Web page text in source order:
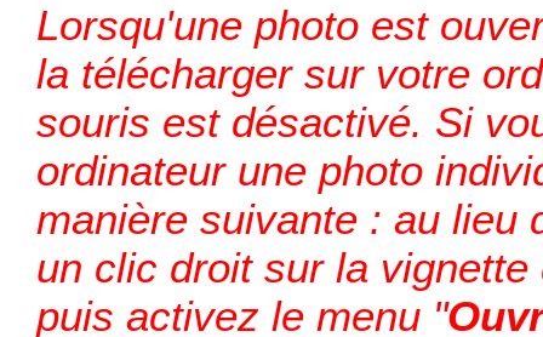
Lorsqu'une photo est
la télécharger sur votre
souris est désactivé. Si
ordinateur une photo
manière suivante : au lieu
un clic droit sur la
puis activez le menu "